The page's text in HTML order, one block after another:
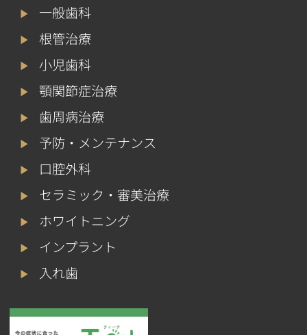
一般歯科
根管治療
小児歯科
顎関節症治療
歯周病治療
予防・メンテナンス
口腔外科
セラミック・審美治療
ホワイトニング
インプラント
入れ歯